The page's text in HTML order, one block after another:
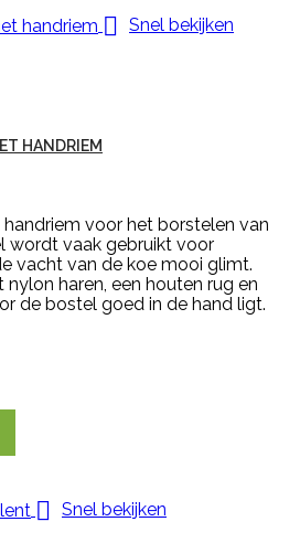
 Snel bekijken
HANDRIEM
voor het borstelen van
wordt vaak gebruikt voor
vacht van de koe mooi glimt.
haren, een houten rug en
de bostel goed in de hand ligt.
 Snel bekijken